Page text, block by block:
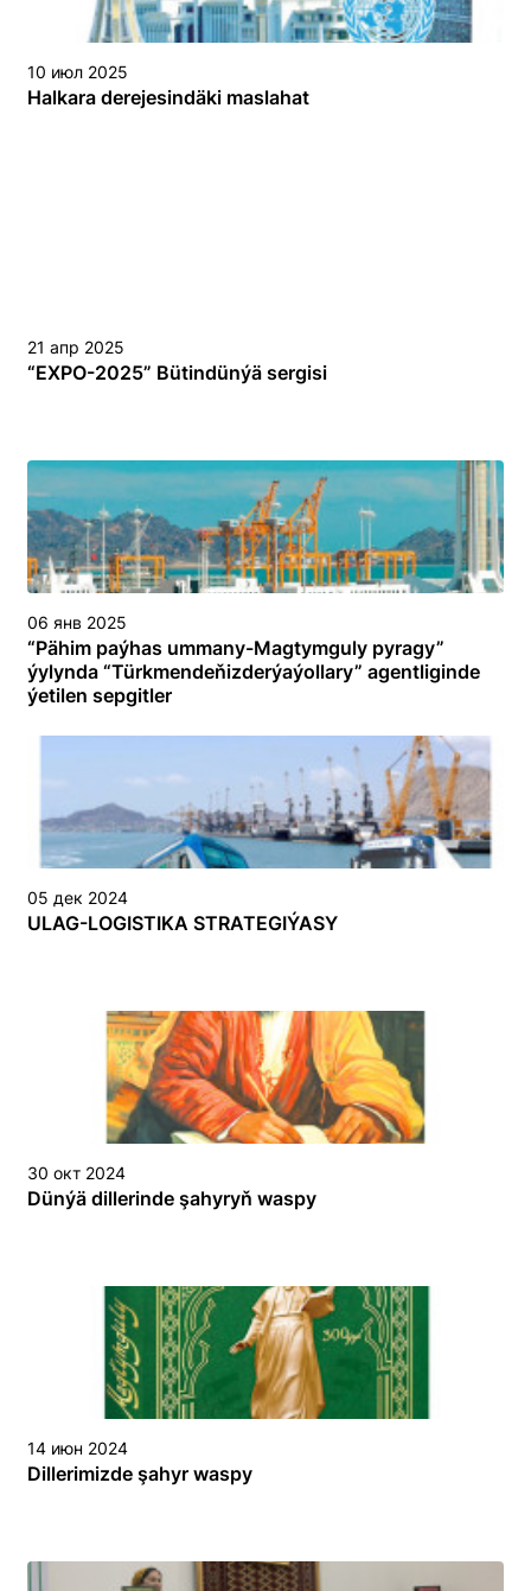
10 июл 2025
Halkara derejesindäki maslahat
21 апр 2025
“EХPO-2025” Bütindünýä sergisi
06 янв 2025
“Pähim paýhas ummany-Magtymguly pyragy”
ýylynda “Türkmendeňizderýaýollary” agentliginde
ýetilen sepgitler
05 дек 2024
ULAG-LOGISTIKA STRATEGIÝASY
30 окт 2024
Dünýä dillerinde şahyryň waspy
14 июн 2024
Dillerimizde şahyr waspy